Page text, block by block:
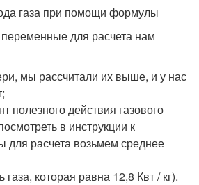
газа при помощи формулы
для расчета нам
мы рассчитали их выше, и у нас
полезного действия газового
в инструкции к
расчета возьмем среднее
которая равна 12,8 Квт / кг).